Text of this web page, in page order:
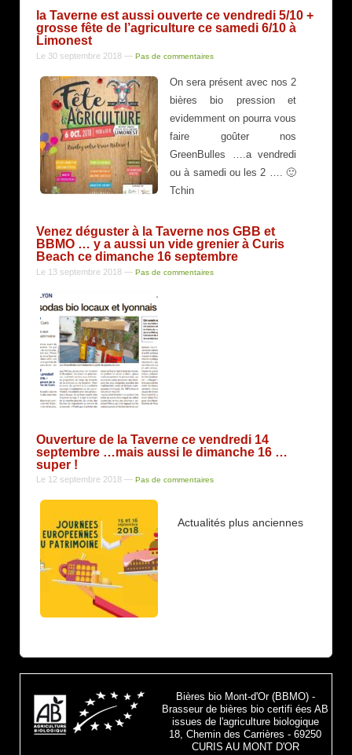
la Taverne est aussi ouverte ce vendredi 5/10 +
grosse fête de l’agriculture ce samedi 6/10 à
Limonest
Le 30 septembre 2018 — Pas de commentaires
On sera présent avec nos 2
bières bio pression et
evidemment on pourra vous
faire goûter nos
GreenBulles ….a vendredi
ou à samedi ou les 2 …. 🙂
Tchin
Venez déguster à la Taverne nos GBB et
BBMO … y a aussi un vide grenier à Curis
Beach ce dimanche 16 septembre
Le 13 septembre 2018 — Pas de commentaires
Ouverture de la Taverne ce vendredi 14
septembre …mais aussi le dimanche 16 …
super !
Le 12 septembre 2018 — Pas de commentaires
Actualités plus anciennes
Bières bio Mont-d'Or (BBMO) -
Brasseur de bières bio certifi ées AB
issues de l'agriculture biologique
18, Chemin des Carrières - 69250
CURIS AU MONT D'OR